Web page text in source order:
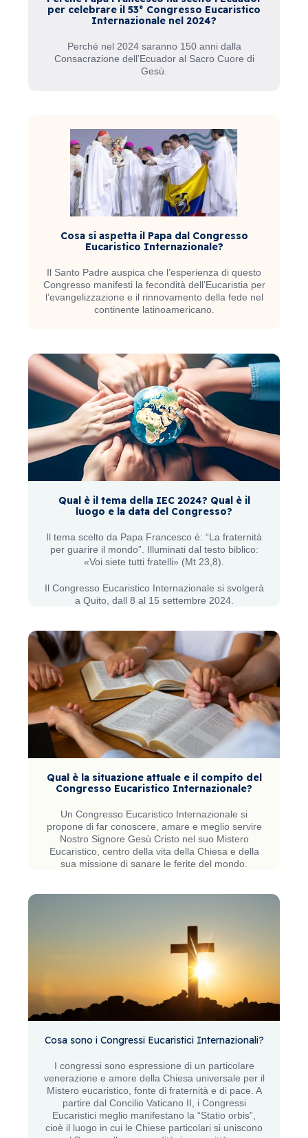
per celebrare il 53° Congresso Eucaristico
Internazionale nel 2024?
Perché nel 2024 saranno 150 anni dalla
Consacrazione dell’Ecuador al Sacro Cuore di
Gesù.
Cosa si aspetta il Papa dal Congresso
Eucaristico Internazionale?
Il Santo Padre auspica che l’esperienza di questo
Congresso manifesti la fecondità dell’Eucaristia per
l’evangelizzazione e il rinnovamento della fede nel
continente latinoamericano.
Qual è il tema della IEC 2024? Qual è il
luogo e la data del Congresso?
Il tema scelto da Papa Francesco è: “La fraternità
per guarire il mondo”. Illuminati dal testo biblico:
«Voi siete tutti fratelli» (Mt 23,8).
Il Congresso Eucaristico Internazionale si svolgerà
a Quito, dall 8 al 15 settembre 2024.
Qual è la situazione attuale e il compito del
Congresso Eucaristico Internazionale?
Un Congresso Eucaristico Internazionale si
propone di far conoscere, amare e meglio servire
Nostro Signore Gesù Cristo nel suo Mistero
Eucaristico, centro della vita della Chiesa e della
sua missione di sanare le ferite del mondo.
Cosa sono i Congressi Eucaristici Internazionali?
I congressi sono espressione di un particolare
venerazione e amore della Chiesa universale per il
Mistero eucaristico, fonte di fraternità e di pace. A
partire dal Concilio Vaticano II, i Congressi
Eucaristici meglio manifestano la “Statio orbis”,
cioè il luogo in cui le Chiese particolari si uniscono